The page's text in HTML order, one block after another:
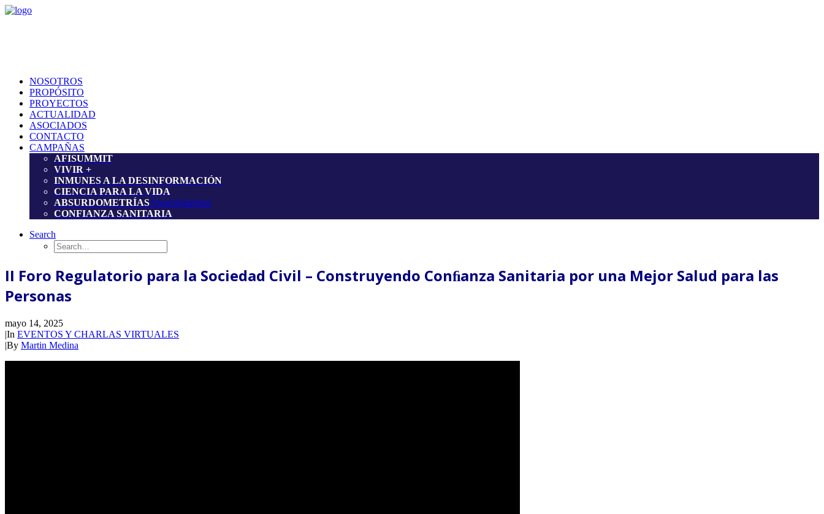
NOSOTROS
PROPÓSITO
PROYECTOS
ACTUALIDAD
ASOCIADOS
CONTACTO
CAMPAÑAS
AFISUMMIT
VIVIR +
INMUNES A LA DESINFORMACIÓN
CIENCIA PARA LA VIDA
ABSURDOMETRÍASAbsurdometrias
CONFIANZA SANITARIA
Search
II Foro Regulatorio para la Sociedad Civil – Construyendo Conﬁanza Sanitaria por una Mejor Salud para las
Personas
mayo 14, 2025
|In EVENTOS Y CHARLAS VIRTUALES
|By Martin Medina